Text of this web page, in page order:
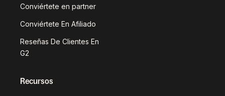
Conviértete en partner
Conviértete En Afiliado
Reseñas De Clientes En
G2
Recursos